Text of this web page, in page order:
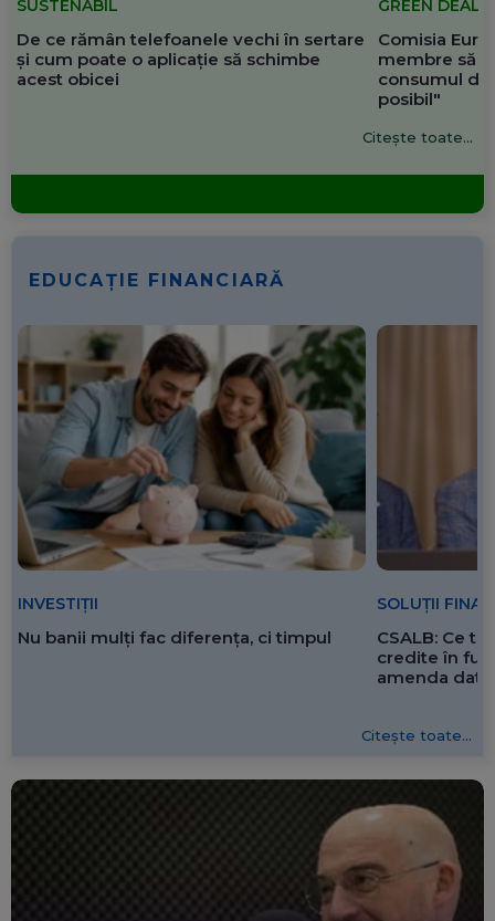
SUSTENABIL
De ce rămân telefoanele vechi în sertare
și cum poate o aplicație să schimbe
acest obicei
GREEN DEAL
Comisia
membre să
consumul de
posibil"
Citește toate...
EDUCAȚIE FINANCIARĂ
INVESTIȚII
Nu banii mulți fac diferența, ci timpul
SOLUȚII
CSALB: Ce
credite în
amenda
Citește toate...